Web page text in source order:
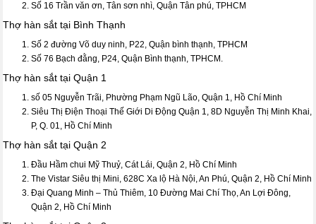
Số 16 Trần văn ơn, Tân sơn nhì, Quận Tân phú, TPHCM
Thợ hàn sắt tại Bình Thạnh
Số 2 đường Võ duy ninh, P22, Quận bình thạnh, TPHCM
Số 76 Bạch đằng, P24, Quận Bình thạnh, TPHCM.
Thợ hàn sắt tại Quận 1
số 05 Nguyễn Trãi, Phường Phạm Ngũ Lão, Quận 1, Hồ Chí Minh
Siêu Thị Điện Thoại Thế Giới Di Động Quận 1, 8D Nguyễn Thị Minh Khai,
P, Q. 01, Hồ Chí Minh
Thợ hàn sắt tại Quận 2
Đầu Hầm chui Mỹ Thuỷ, Cát Lái, Quận 2, Hồ Chí Minh
The Vistar Siêu thị Mini, 628C Xa lộ Hà Nội, An Phú, Quận 2, Hồ Chí Minh
Đại Quang Minh – Thủ Thiêm, 10 Đường Mai Chí Thọ, An Lợi Đông,
Quận 2, Hồ Chí Minh